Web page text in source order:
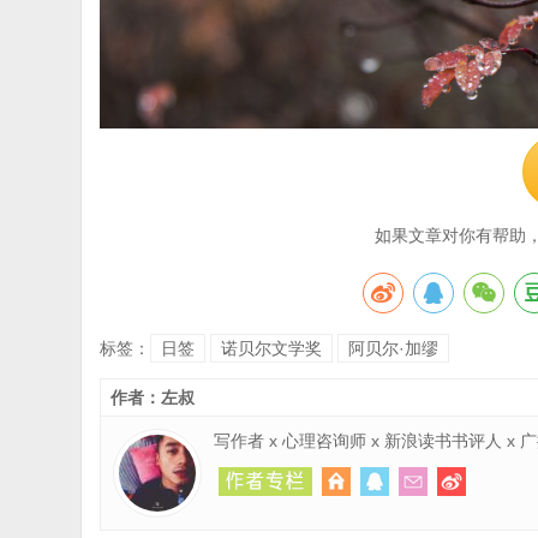
如果文章对你有帮助
标签： 日签 诺贝尔文学奖 阿贝尔·加缪
作者：左叔
写作者 x 心理咨询师 x 新浪读书书评人 x